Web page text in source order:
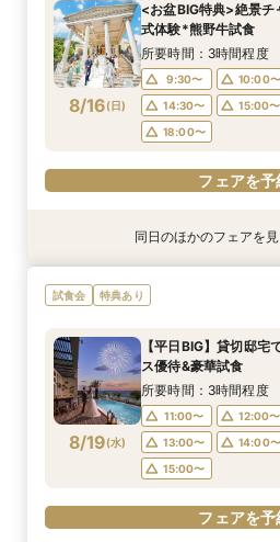
8/15(土)
9:30〜
10:00〜
14:30〜
15:00〜
18:00〜
フェアを予
8/15(土)
9:30〜
10:00〜
14:30〜
15:00〜
18:00〜
フェアを予
8/15(土)
9:30〜
10:00〜
14:30〜
15:00〜
18:00〜
フェアを予
8/15(土)
9:30〜
10:00〜
14:30〜
15:00〜
18:00〜
フェアを予
8/15(土)
11:00〜
12:00〜
16:00〜
17:00〜
フェアを予
8/16(日)
<お盆BIG特典>絶景
式体験*熊野牛試食
所要時間：3時間程度
9:30〜
10:00〜
14:30〜
15:00〜
18:00〜
フェアを予
特典あり 動画あり
8/16(日)
【お料理重視◎】シェ
×貸切邸宅W体験
9:30〜
10:00〜
14:30〜
15:00〜
18:00〜
フェアを予
特典あり
8/16(日)
【少人数で邸宅貸切】
★wedding相談会
9:30〜
10:00〜
14:30〜
15:00〜
18:00〜
フェアを予
特典あり
8/16(日)
初見学でも安心◎「即
新プラン×試食付
9:30〜
10:00〜
14:30〜
15:00〜
18:00〜
フェアを予
特典あり
8/16(日)
【ペット婚に◎】大切
会場で叶えよう
9:30〜
10:00〜
14:30〜
15:00〜
18:00〜
フェアを予
8/16(日)
【遠方の方◎オンライ
豪華5大特典付き
11:00〜
12:00〜
16:00〜
17:00〜
フェアを予
同日のほかのフェアを見
試食会 特典あり
8/19(水)
【平日BIG】貸切邸宅
ス優待&豪華試食
所要時間：3時間程度
11:00〜
12:00〜
13:00〜
14:00〜
15:00〜
フェアを予